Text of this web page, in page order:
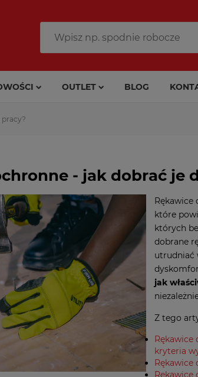
OUTLET BLOG
- jak dobrać je
Rękawice
które
których
dobrane
utrudniać
jak
Z tego
Rękawice
kryteria
Rękawice
Rękawice